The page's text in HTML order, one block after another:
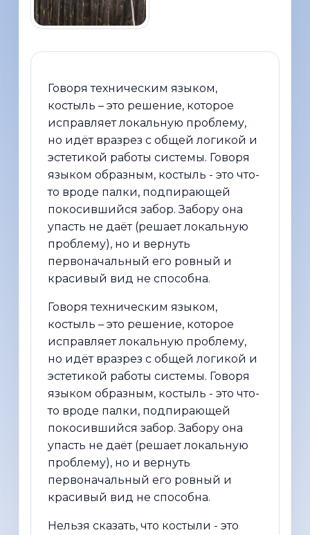
Говоря техническим языком,
костыль – это решение, которое
исправляет локальную проблему,
но идёт вразрез с общей логикой и
эстетикой работы системы. Говоря
языком образным, костыль - это что-
то вроде палки, подпирающей
покосившийся забор. Забору она
упасть не даёт (решает локальную
проблему), но и вернуть
первоначальный его ровный и
красивый вид не способна.
Говоря техническим языком,
костыль – это решение, которое
исправляет локальную проблему,
но идёт вразрез с общей логикой и
эстетикой работы системы. Говоря
языком образным, костыль - это что-
то вроде палки, подпирающей
покосившийся забор. Забору она
упасть не даёт (решает локальную
проблему), но и вернуть
первоначальный его ровный и
красивый вид не способна.
Нельзя сказать, что костыли - это